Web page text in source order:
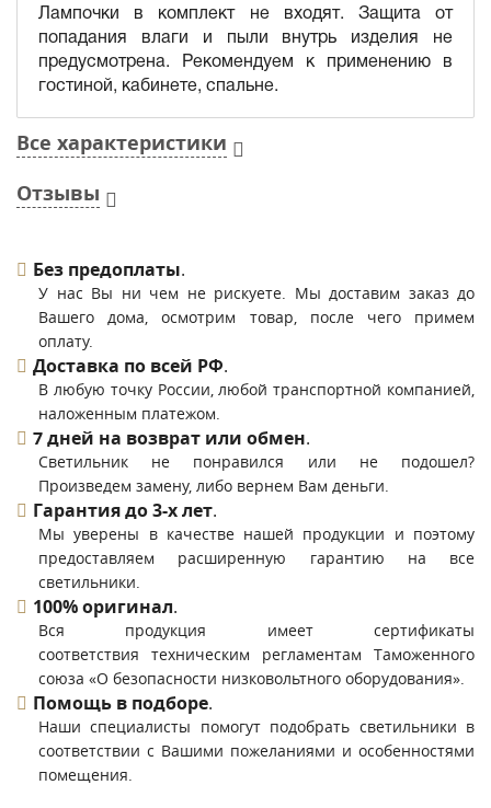
Лампочки в комплект не входят. Защита от
попадания влаги и пыли внутрь изделия не
предусмотрена. Рекомендуем к применению в
гостиной, кабинете, спальне.
Все характеристики
Отзывы
Без предоплаты.
У нас Вы ни чем не рискуете. Мы доставим заказ до
Вашего дома, осмотрим товар, после чего примем
оплату.
Доставка по всей РФ.
В любую точку России, любой транспортной компанией,
наложенным платежом.
7 дней на возврат или обмен.
Светильник не понравился или не подошел?
Произведем замену, либо вернем Вам деньги.
Гарантия до 3-х лет.
Мы уверены в качестве нашей продукции и поэтому
предоставляем расширенную гарантию на все
светильники.
100% оригинал.
Вся продукция имеет сертификаты
соответствия техническим регламентам Таможенного
союза «О безопасности низковольтного оборудования».
Помощь в подборе.
Наши специалисты помогут подобрать светильники в
соответствии с Вашими пожеланиями и особенностями
помещения.